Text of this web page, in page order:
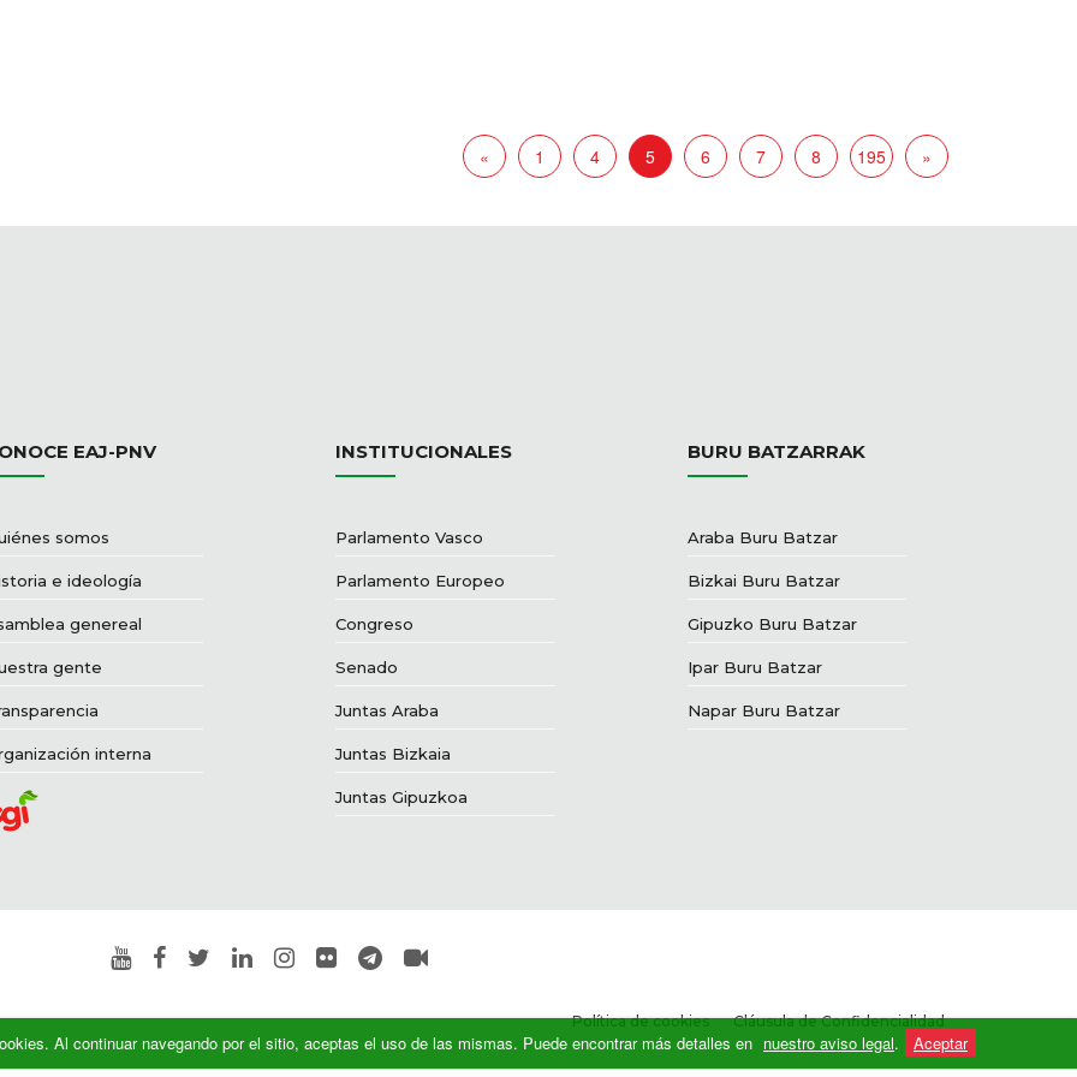
« 1 4 5 6 7 8 195 »
EAJ-PNV
somos
e ideología
genereal
gente
interna
INSTITUCIONALES
Parlamento Vasco
Parlamento Europeo
Congreso
Senado
Juntas Araba
Juntas Bizkaia
Juntas Gipuzkoa
BURU BATZARRAK
Araba Buru Batzar
Bizkai Buru Batzar
Gipuzko Buru Batzar
Ipar Buru Batzar
Napar Buru Batzar
Política de cookies Cláusula de Confidencialidad
Al continuar navegando por el sitio, aceptas el uso de las mismas. Puede encontrar más detalles en nuestro aviso legal. Aceptar